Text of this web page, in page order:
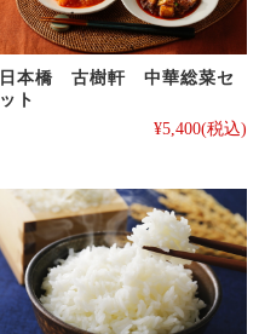
日本橋 古樹軒 中華総菜セ
ット
¥5,400(税込)